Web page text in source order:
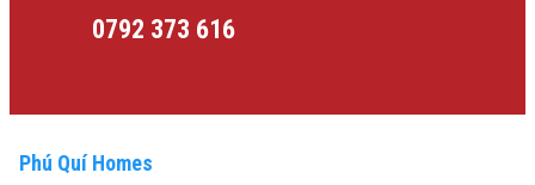
0792 373 616
Phú Quí Homes